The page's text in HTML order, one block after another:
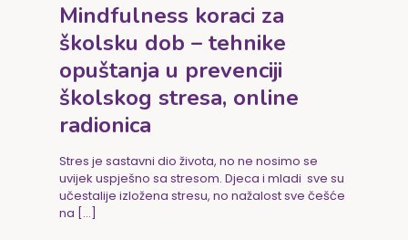
Mindfulness koraci za
školsku dob – tehnike
opuštanja u prevenciji
školskog stresa, online
radionica
Stres je sastavni dio života, no ne nosimo se
uvijek uspješno sa stresom. Djeca i mladi sve su
učestalije izložena stresu, no nažalost sve češće
na […]